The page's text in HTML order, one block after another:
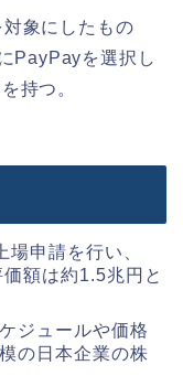
象にしたもの
PayPayを選択し
持つ。
申請を行い、
額は約1.5兆円と
ジュールや価格
の日本企業の株